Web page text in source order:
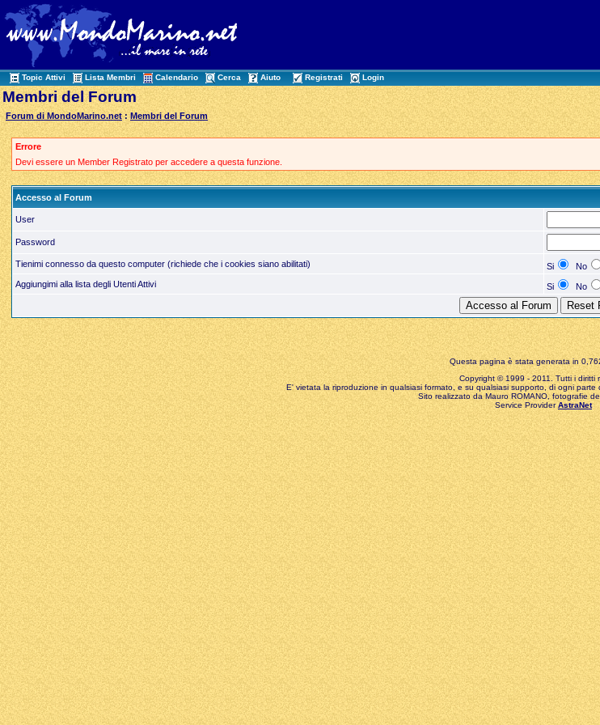
Topic Attivi Lista Membri Calendario Cerca Aiuto Registrati Login
Membri del Forum
Forum di MondoMarino.net :Membri del Forum
Errore
Devi essere un Member Registrato per accedere a questa funzione.
Accesso al Forum
User
Password
Tienimi connesso da questo computer (richiede che i cookies siano abilitati) Si
No
Aggiungimi alla lista degli Utenti Attivi
Si No
Questa pagina è stata generata in
Copyright © 1999 - 2011. Tutti i diritti
E' vietata la riproduzione in qualsiasi formato, e su qualsiasi supporto, di ogni
Sito realizzato da Mauro ROMANO, fotografie
Service ProviderAstraNet